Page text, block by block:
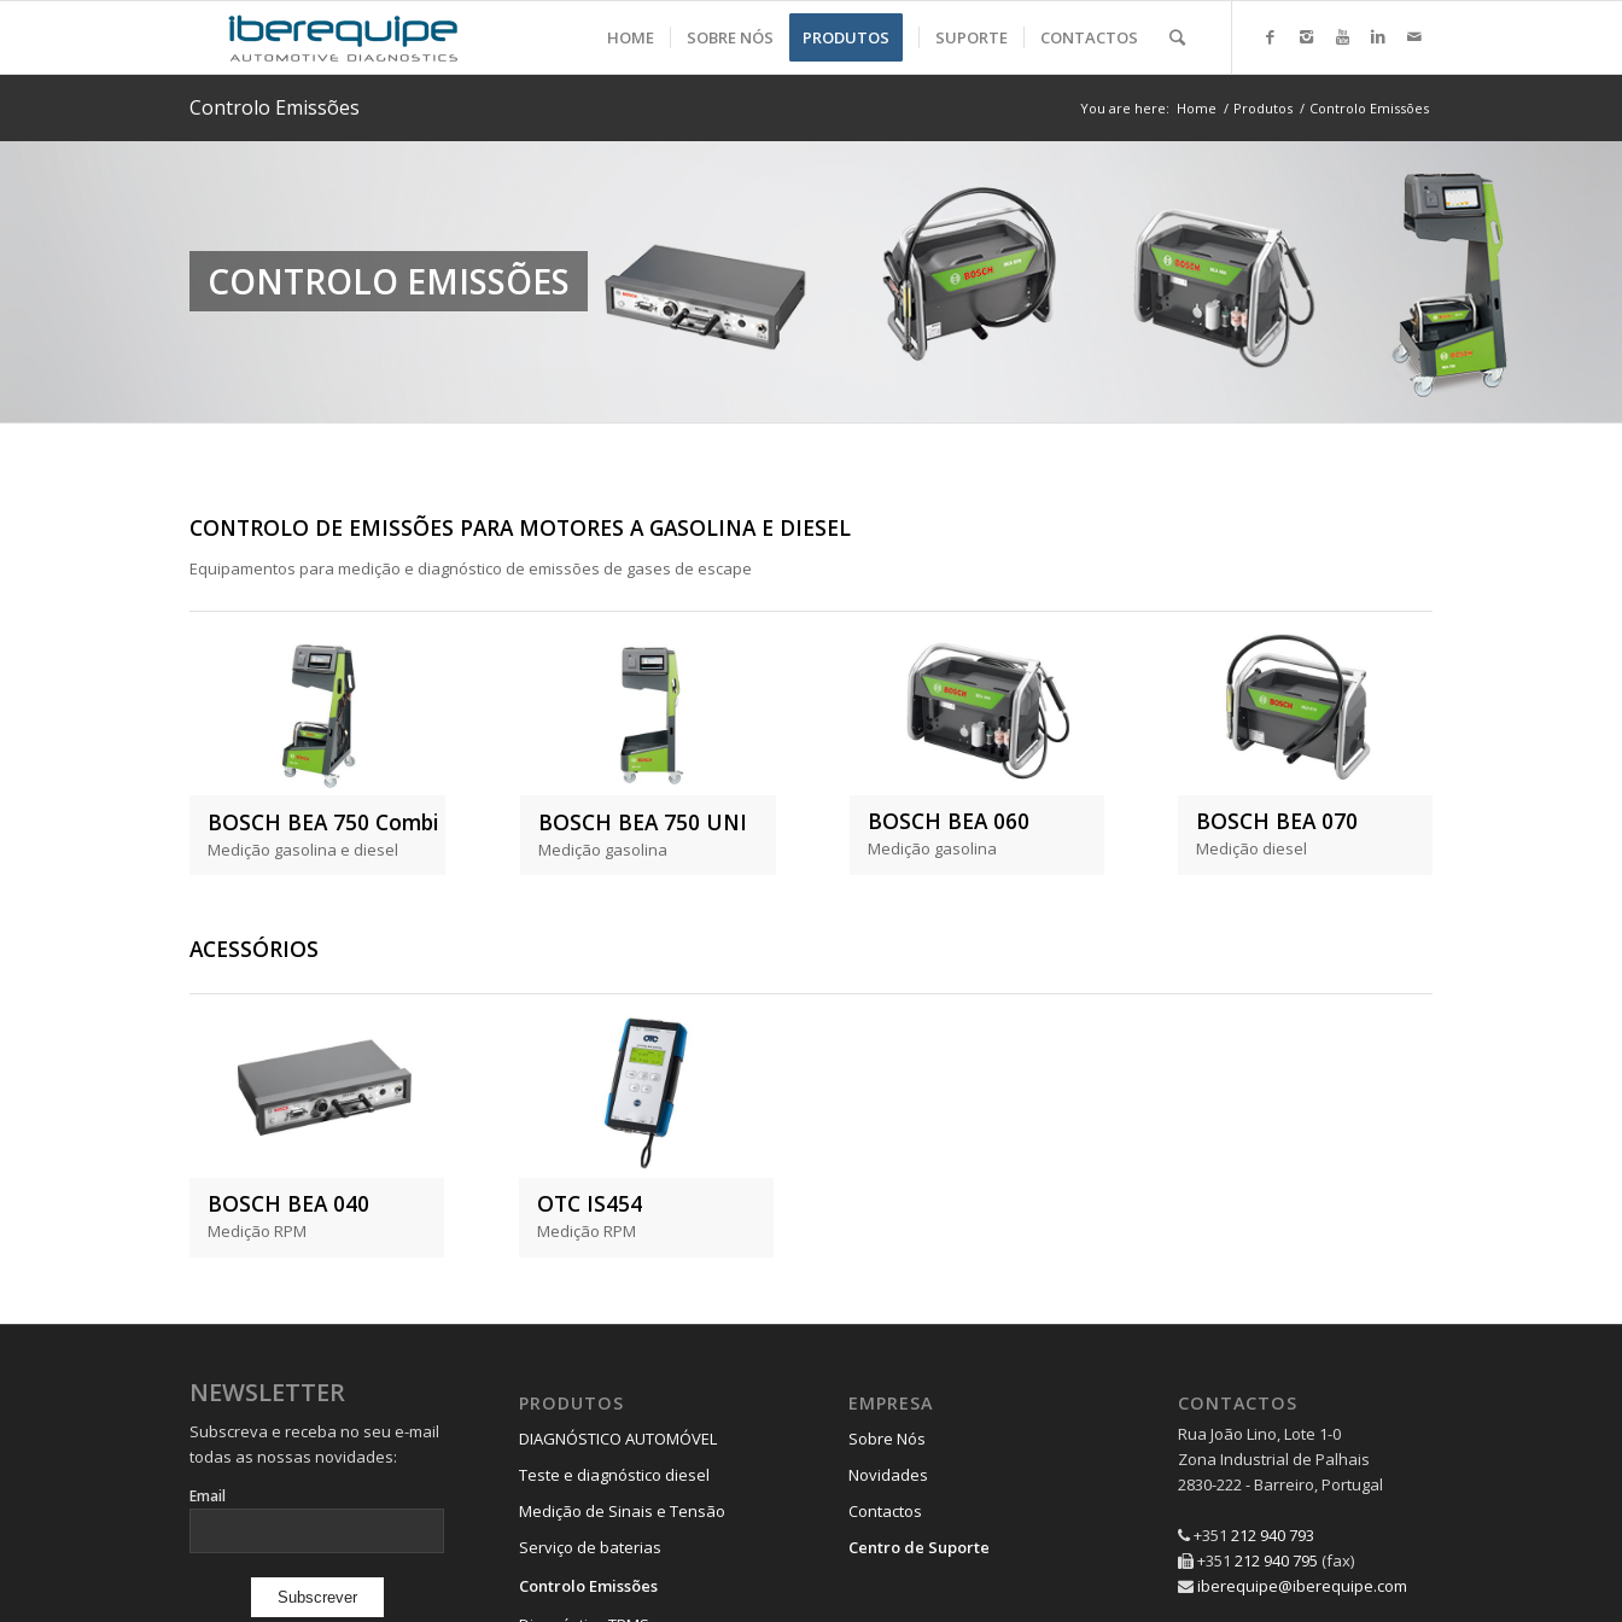
HOME SOBRE NÓS PRODUTOS SUPORTE CONTACTOS
Controlo Emissões You are here: Home / Produtos / Controlo Emissões
CONTROLO EMISSÕES
CONTROLO DE EMISSÕES PARA MOTORES A GASOLINA E DIESEL
Equipamentos para medição e diagnóstico de emissões de gases de escape
BOSCH BEA 750 Combi
Medição gasolina e diesel
BOSCH BEA 750 UNI
Medição gasolina
BOSCH BEA 060
Medição gasolina
BOSCH BEA 070
Medição diesel
ACESSÓRIOS
BOSCH BEA 040
Medição RPM
OTC IS454
Medição RPM
NEWSLETTER
Subscreva e receba no seu e-mail
todas as nossas novidades:
Email
PRODUTOS
DIAGNÓSTICO AUTOMÓVEL
Teste e diagnóstico diesel
Medição de Sinais e Tensão
Serviço de baterias
Controlo Emissões
EMPRESA
Sobre Nós
Novidades
Contactos
Centro de Suporte
CONTACTOS
Rua João Lino, Lote 1-0
Zona Industrial de Palhais
2830-222 - Barreiro, Portugal
+351 212 940 793
+351 212 940 795 (fax)
iberequipe@iberequipe.com